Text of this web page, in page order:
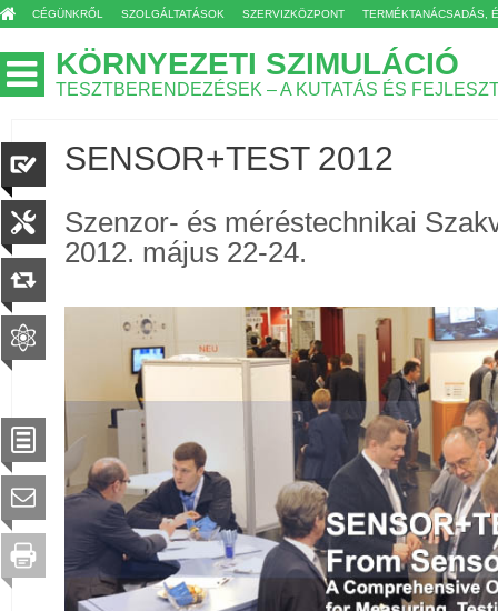
CÉGÜNKRŐL SZOLGÁLTATÁSOK SZERVIZKÖZPONT TERMÉKTANÁCSADÁS,
KÖRNYEZETI SZIMULÁCIÓ
TESZTBERENDEZÉSEK – A KUTATÁS ÉS
SENSOR+TEST 2012
Szenzor- és méréstechnikai
2012. május 22-24.